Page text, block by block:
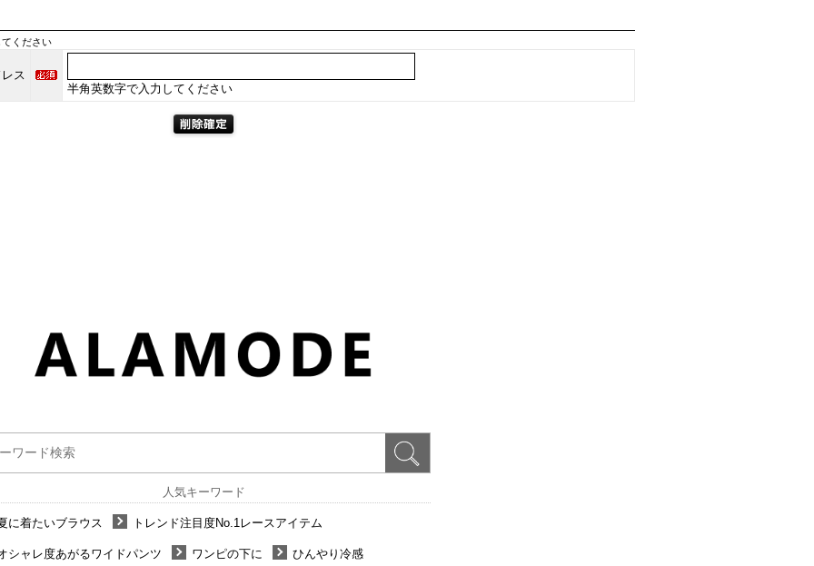
ください
ス
半角英数字で入力してください
人気キーワード
に着たいブラウス トレンド注目度No.1レースアイテム
シャレ度あがるワイドパンツ ワンピの下に ひんやり冷感